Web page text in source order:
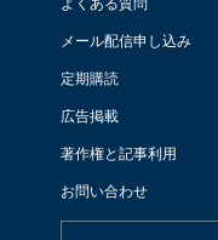
メール配信申し込み
定期購読
広告掲載
著作権と記事利用
お問い合わせ